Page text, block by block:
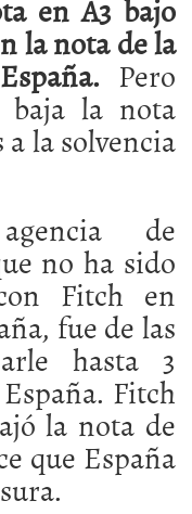
en A3 bajo
la nota de la
Pero
baja la nota
a la solvencia
de
no ha sido
Fitch en
fue de las
hasta 3
Fitch
la nota de
que España